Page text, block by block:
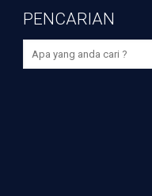
PENCARIAN